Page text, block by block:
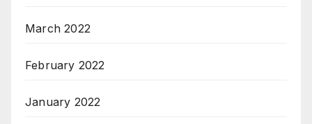
March 2022
February 2022
January 2022